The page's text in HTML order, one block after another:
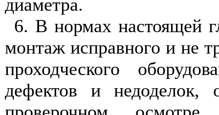
диаметра.
6. В нормах настоящей
монтаж исправного и не
проходческого
дефектов и недоделок,